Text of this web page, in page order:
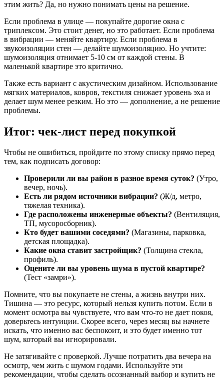
этим жить? Да, но нужно понимать цены на решение.
Если проблема в улице — покупайте дорогие окна с
триплексом. Это стоит денег, но это работает. Если проблема
в вибрации — меняйте квартиру. Если проблема в
звукоизоляции стен — делайте шумоизоляцию. Но учтите:
шумоизоляция отнимает 5-10 см от каждой стены. В
маленькой квартире это критично.
Также есть вариант с акустическим дизайном. Использование
мягких материалов, ковров, текстиля снижает уровень эха и
делает шум менее резким. Но это — дополнение, а не решение
проблемы.
Итог: чек-лист перед покупкой
Чтобы не ошибиться, пройдите по этому списку прямо перед
тем, как подписать договор:
Проверили ли вы район в разное время суток? (Утро,
вечер, ночь).
Есть ли рядом источники вибрации? (Ж/д, метро,
тяжелая техника).
Где расположены инженерные объекты? (Вентиляция,
ТП, мусоросборник).
Кто будет вашими соседями? (Магазины, парковка,
детская площадка).
Какие окна ставит застройщик? (Толщина стекла,
профиль).
Оцените ли вы уровень шума в пустой квартире?
(Тест «замри»).
Помните, что вы покупаете не стены, а жизнь внутри них.
Тишина — это ресурс, который нельзя купить потом. Если в
момент осмотра вы чувствуете, что вам что-то не дает покоя,
доверьтесь интуиции. Скорее всего, через месяц вы начнете
искать, что именно вас беспокоит, и это будет именно тот
шум, который вы игнорировали.
Не затягивайте с проверкой. Лучше потратить два вечера на
осмотр, чем жить с шумом годами. Используйте эти
рекомендации, чтобы сделать осознанный выбор и купить не